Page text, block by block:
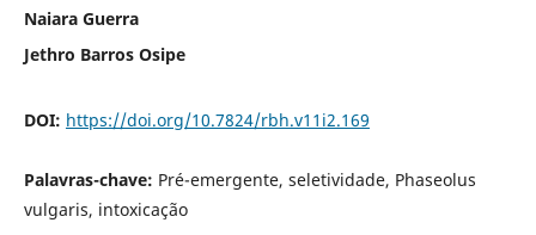
Naiara Guerra
Jethro Barros Osipe
DOI: https://doi.org/10.7824/rbh.v11i2.169
Palavras-chave: Pré-emergente, seletividade, Phaseolus
vulgaris, intoxicação